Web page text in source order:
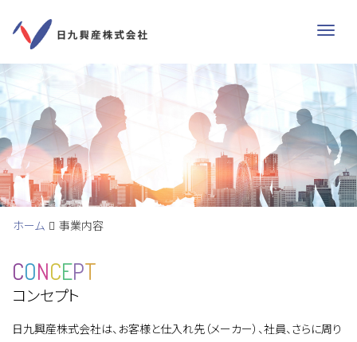
ホーム 事業内容
CONCEPT
コンセプト
日九興産株式会社は、お客様と仕入れ先（メーカー）、社員、さらに周り